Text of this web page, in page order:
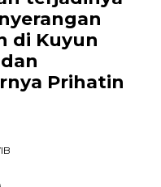
di Kuyun
Prihatin